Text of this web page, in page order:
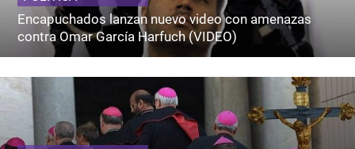
Encapuchados lanzan nuevo video con amenazas
contra Omar García Harfuch (VIDEO)